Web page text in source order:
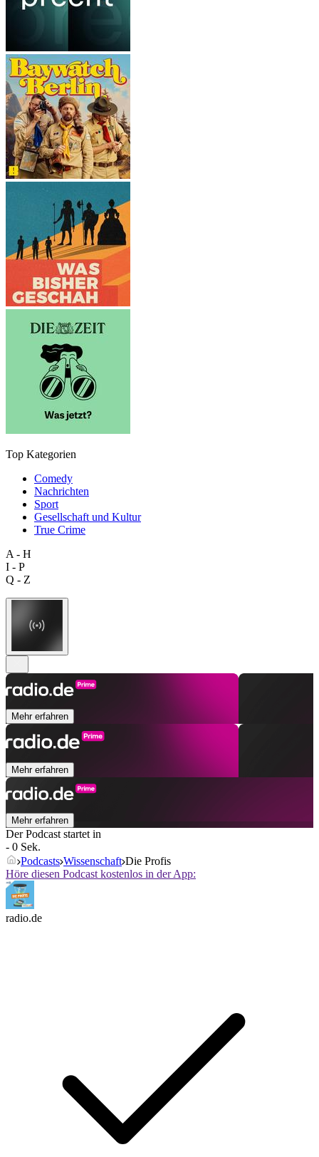
Top Kategorien
Comedy
Nachrichten
Sport
Gesellschaft und Kultur
True Crime
A - H
I - P
Q - Z
Mehr erfahren
Mehr erfahren
Mehr erfahren
Der Podcast startet in
- 0 Sek.
Podcasts Wissenschaft Die Profis
Höre diesen Podcast kostenlos in der App:
radio.de